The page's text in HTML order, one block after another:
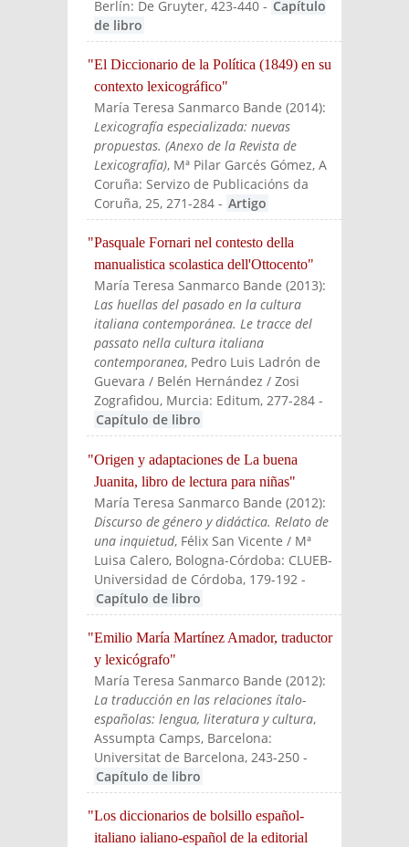
Berlín: De Gruyter, 423-440 - Capítulo
de libro
"El Diccionario de la Política (1849) en su
contexto lexicográfico"
María Teresa Sanmarco Bande (2014):
Lexicografía especializada: nuevas
propuestas. (Anexo de la Revista de
Lexicografía), Mª Pilar Garcés Gómez, A
Coruña: Servizo de Publicacións da
Coruña, 25, 271-284 - Artigo
"Pasquale Fornari nel contesto della
manualistica scolastica dell'Ottocento"
María Teresa Sanmarco Bande (2013):
Las huellas del pasado en la cultura
italiana contemporánea. Le tracce del
passato nella cultura italiana
contemporanea, Pedro Luis Ladrón de
Guevara / Belén Hernández / Zosi
Zografidou, Murcia: Editum, 277-284 -
Capítulo de libro
"Origen y adaptaciones de La buena
Juanita, libro de lectura para niñas"
María Teresa Sanmarco Bande (2012):
Discurso de género y didáctica. Relato de
una inquietud, Félix San Vicente / Mª
Luisa Calero, Bologna-Córdoba: CLUEB-
Universidad de Córdoba, 179-192 -
Capítulo de libro
"Emilio María Martínez Amador, traductor
y lexicógrafo"
María Teresa Sanmarco Bande (2012):
La traducción en las relaciones ítalo-
españolas: lengua, literatura y cultura,
Assumpta Camps, Barcelona:
Universitat de Barcelona, 243-250 -
Capítulo de libro
"Los diccionarios de bolsillo español-
italiano ialiano-español de la editorial